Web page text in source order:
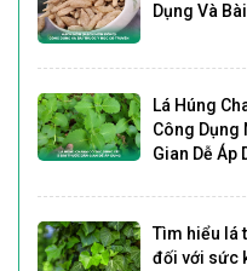
Dụng Và
Lá Húng
Công Dụng
Gian Dễ Áp
Tìm hiểu lá
đối với sức